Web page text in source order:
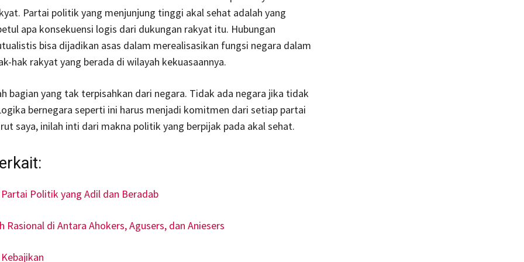
Partai politik yang menjunjung tinggi akal sehat adalah yang
apa konsekuensi logis dari dukungan rakyat itu. Hubungan
bisa dijadikan asas dalam merealisasikan fungsi negara dalam
hak rakyat yang berada di wilayah kekuasaannya.
bagian yang tak terpisahkan dari negara. Tidak ada negara jika tidak
bernegara seperti ini harus menjadi komitmen dari setiap partai
saya, inilah inti dari makna politik yang berpijak pada akal sehat.
Politik yang Adil dan Beradab
Rasional di Antara Ahokers, Agusers, dan Aniesers